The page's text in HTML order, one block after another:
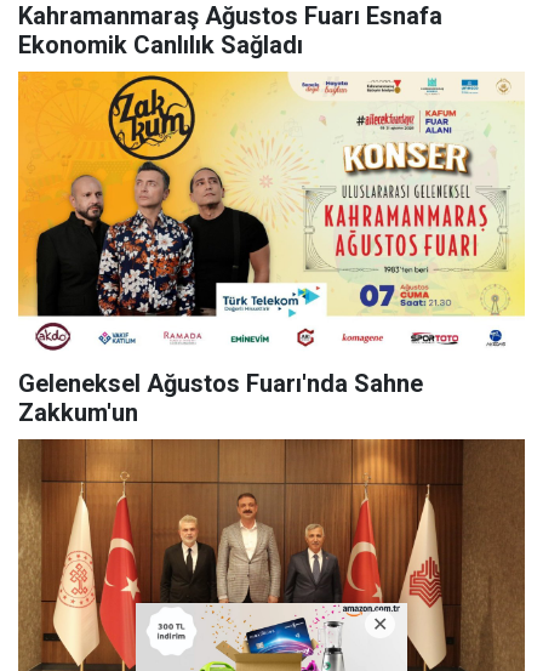
Kahramanmaraş Ağustos Fuarı Esnafa
Ekonomik Canlılık Sağladı
Geleneksel Ağustos Fuarı'nda Sahne
Zakkum'un